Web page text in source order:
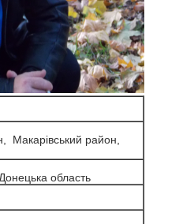
Макарівський район,
область